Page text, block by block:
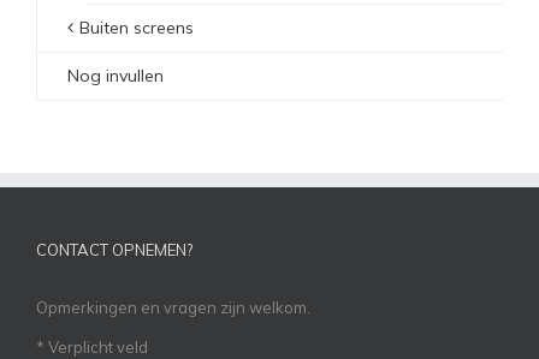
Buiten screens
Nog invullen
CONTACT OPNEMEN?
Opmerkingen en vragen zijn welkom.
* Verplicht veld